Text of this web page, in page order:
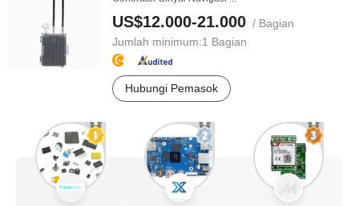
US$12.000-21.000 / Bagian
Jumlah minimum:1 Bagian
Hubungi Pemasok